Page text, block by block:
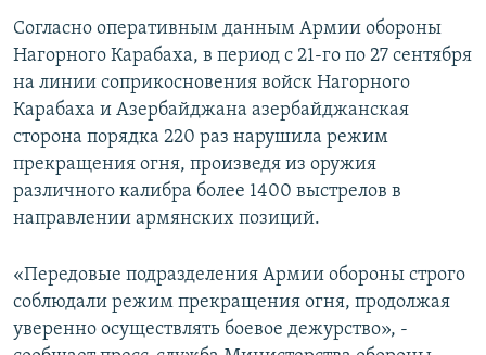
Все сайты Радио Азатутюн
Согласно оперативным данным Армии обороны
Нагорного Карабаха, в период с 21-го по 27 сентября
на линии соприкосновения войск Нагорного
Карабаха и Азербайджана азербайджанская
сторона порядка 220 раз нарушила режим
прекращения огня, произведя из оружия
различного калибра более 1400 выстрелов в
направлении армянских позиций.
«Передовые подразделения Армии обороны строго
соблюдали режим прекращения огня, продолжая
уверенно осуществлять боевое дежурство», -